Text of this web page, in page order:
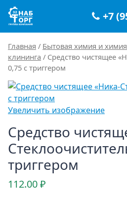
Main Navigation +7
Главная / Бытовая химия и
клининга / Средство чистящее
0,75 с триггером
Увеличить изображение
Средство
триггером
112.00₽